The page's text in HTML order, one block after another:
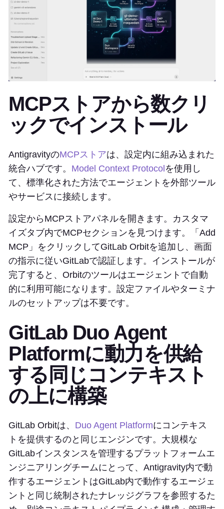
MCPストアから数クリ
ックでインストール
AntigravityのMCPストアは、設定内に組み込まれた
統合ハブです。 Model Context Protocol を使用し
て、標準化された方法でエージェントを外部ツール
やサービスに接続します。
設定からMCPストアパネルを開きます。カスタマ
イズタブ内でMCPセクションを見つけます。「Add
MCP」をクリックしてGitLab Orbitを追加し、画面
の指示に従いGitLabで認証します。インストールが
完了すると、Orbitのツールはエージェントで自動
的に利用可能になります。設定ファイルやターミナ
ルのセットアップは不要です。
GitLab Duo Agent
Platformに動力を供給
する同じコンテキスト
の上に構築
GitLab Orbitは、 Duo Agent Platformにコンテキス
トを提供するのと同じエンジンです。大規模な
GitLabインスタンスを管理するプラットフォームエ
ンジニアリングチームにとって、Antigravity内で動
作するエージェントはGitLab内で動作するエージェ
ントと同じ統制されたナレッジグラフを参照するた